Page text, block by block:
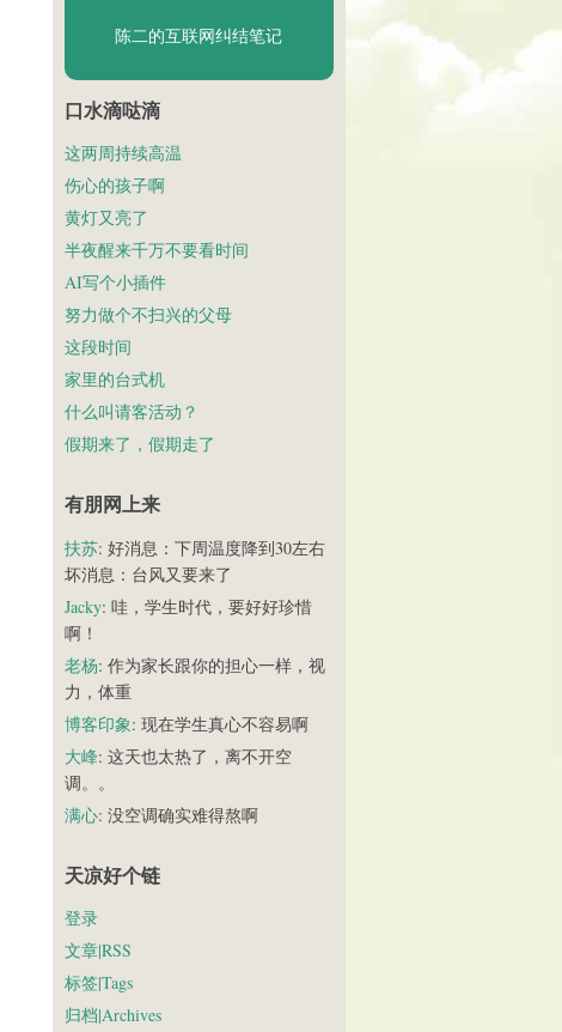
陈二的互联网纠结笔记
口水滴哒滴
这两周持续高温
伤心的孩子啊
黄灯又亮了
半夜醒来千万不要看时间
AI写个小插件
努力做个不扫兴的父母
这段时间
家里的台式机
什么叫请客活动？
假期来了，假期走了
有朋网上来
扶苏: 好消息：下周温度降到30左右
坏消息：台风又要来了
Jacky: 哇，学生时代，要好好珍惜
啊！
老杨: 作为家长跟你的担心一样，视
力，体重
博客印象: 现在学生真心不容易啊
大峰: 这天也太热了，离不开空
调。。
满心: 没空调确实难得熬啊
天凉好个链
登录
文章|RSS
标签|Tags
归档|Archives